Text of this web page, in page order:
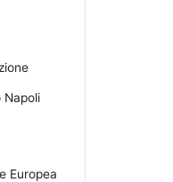
Napoli
Europea